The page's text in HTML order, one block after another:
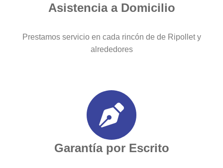
Asistencia a Domicilio
Prestamos servicio en cada rincón de de Ripollet y
alrededores
Garantía por Escrito